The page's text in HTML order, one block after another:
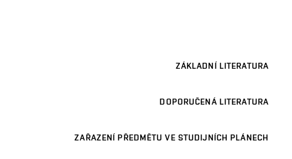
ZÁKLADNÍ LITERATURA
DOPORUČENÁ LITERATURA
ZAŘAZENÍ PŘEDMĚTU VE STUDIJNÍCH PLÁNECH